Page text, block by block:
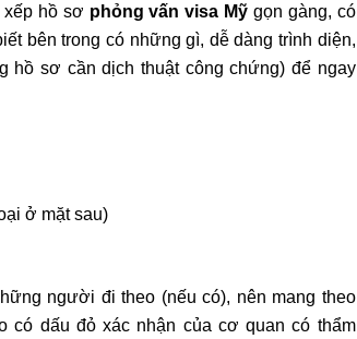
xếp hồ sơ phỏng vấn visa Mỹ gọn gàng, có
bên trong có những gì, dễ dàng trình diện,
hồ sơ cần dịch thuật công chứng) để ngay
ở mặt sau)
người đi theo (nếu có), nên mang theo
có dấu đỏ xác nhận của cơ quan có thẩm